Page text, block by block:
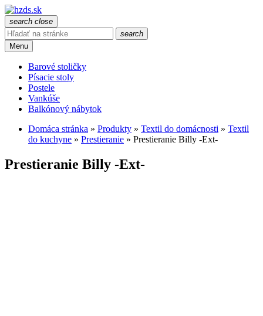
search close
search
Menu
Barové stoličky
Písacie stoly
Postele
Vankúše
Balkónový nábytok
Domáca stránka » Produkty » Textil do domácnosti » Textil
do kuchyne » Prestieranie » Prestieranie Billy -Ext-
Prestieranie Billy -Ext-